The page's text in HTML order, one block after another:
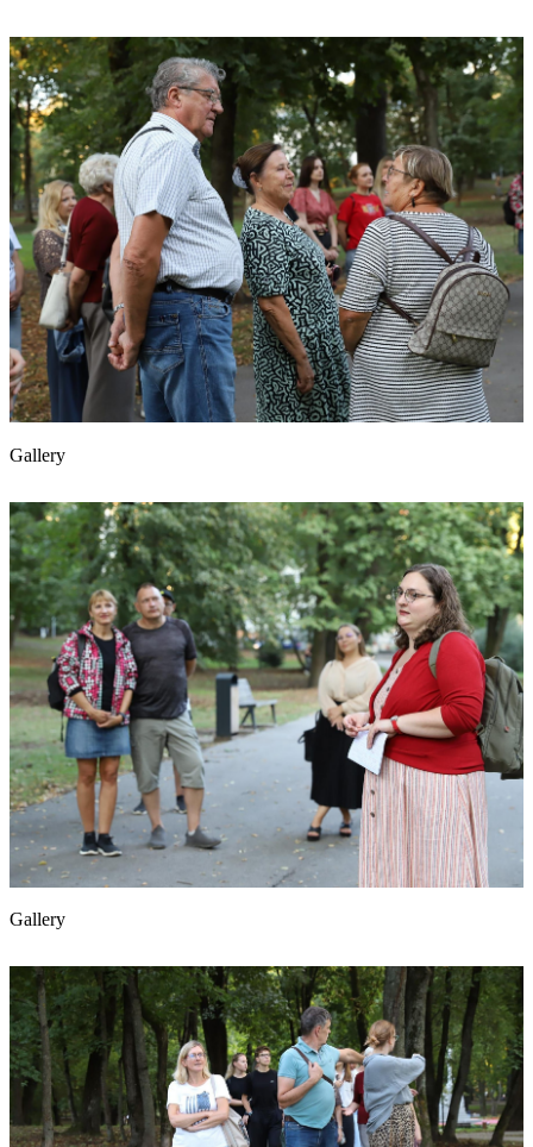
Gallery
Gallery